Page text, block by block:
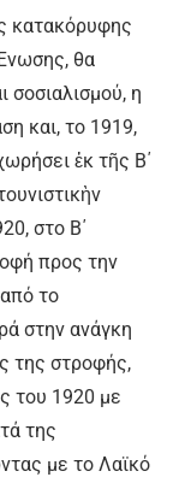
κατακόρυφης
θα
σοσιαλισμού, η
και, το 1919,
ἐκ τῆς Β΄
στο Β΄
προς την
το
στην ανάγκη
της στροφής,
του 1920 με
της
με το Λαϊκό